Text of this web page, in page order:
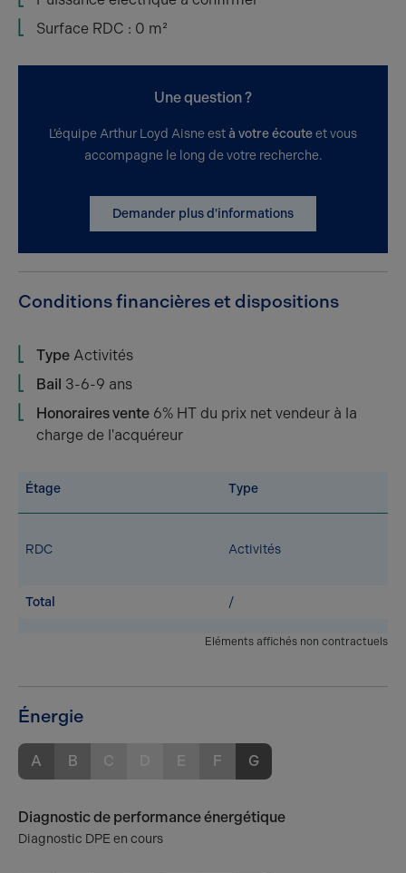
Surface RDC : 0 m²
Une question ?
L’équipe Arthur Loyd Aisne est à votre écouteet vous
accompagne le long de votre recherche.
Demander plus d'informations
Conditions financières et dispositions
Type Activités
Bail 3-6-9 ans
Honoraires vente 6% HT du prix net vendeur à la
charge de l'acquéreur
Étage Type
RDC Activités
Total /
Eléments affichés non contractuels
Énergie
A B C E F G
Diagnostic de performance énergétique
Diagnostic DPE en cours